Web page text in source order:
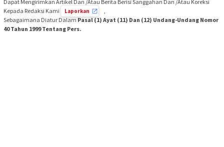
Dapat Mengirimkan Artikel Dan /Atau Berita Berisi Sanggahan Dan /Atau Koreksi
Kepada Redaksi Kami
Laporkan
Sebagaimana Diatur DalamPasal (1) Ayat (11) Dan (12) Undang-Undang Nomor
40 Tahun 1999 Tentang Pers.